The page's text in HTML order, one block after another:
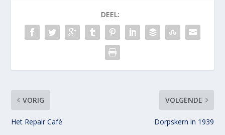
DEEL:
VORIG
Het Repair Café
VOLGENDE
Dorpskern in 1939